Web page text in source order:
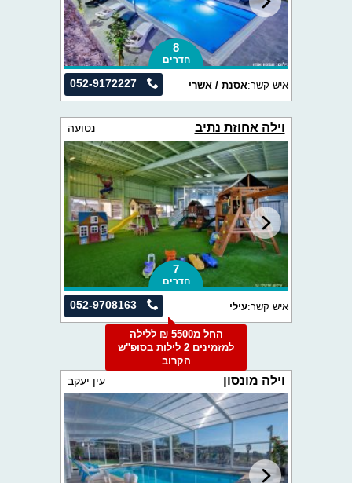
8
חדרים
052-9172227 איש קשר:אסנת / אשרי
וילה אחוזת נתיב נטועה
7
חדרים
052-9708163 איש קשר:עילי
החל מ5500 ₪ ללילה
למזמינים 2 לילות בסופ"ש
הקרוב
וילה מונסון עין יעקב